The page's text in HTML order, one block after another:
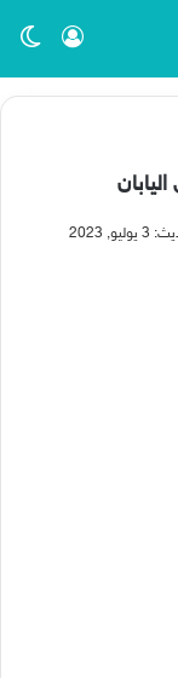
تسجيل
2023